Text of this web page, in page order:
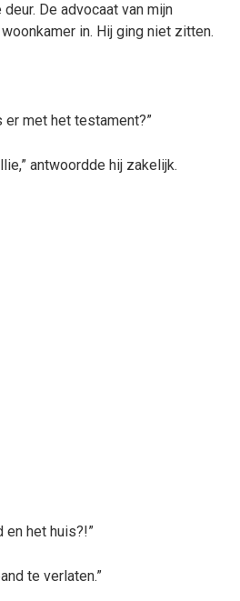
De advocaat van mijn
in. Hij ging niet zitten.
er met het testament?”
antwoordde hij zakelijk.
en het huis?!”
te verlaten.”